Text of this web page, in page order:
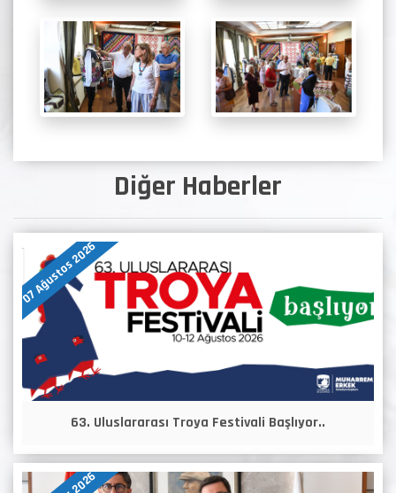
Diğer Haberler
07 Ağustos 2026
63. Uluslararası Troya Festivali Başlıyor..